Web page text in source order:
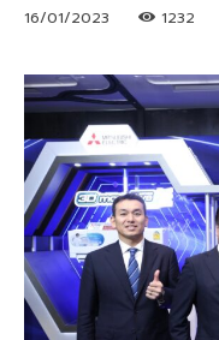
16/01/2023 1232